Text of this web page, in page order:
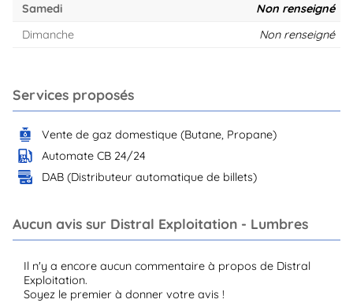
Samedi
Non renseigné
Dimanche
Non renseigné
Services proposés
Vente de gaz domestique (Butane, Propane)
Automate CB 24/24
DAB (Distributeur automatique de billets)
Aucun avis sur Distral Exploitation - Lumbres
Il n'y a encore aucun commentaire à propos de Distral
Exploitation.
Soyez le premier à donner votre avis !